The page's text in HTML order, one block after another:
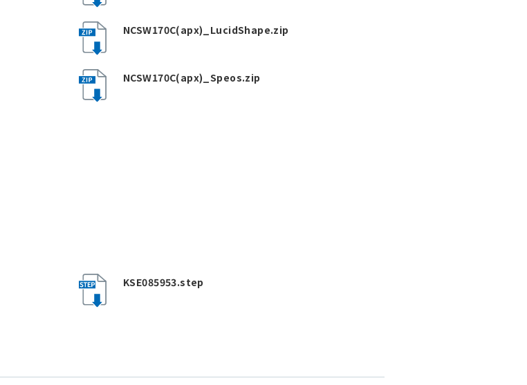
NCSW170C(apx)_LucidShape.zip
NCSW170C(apx)_Speos.zip
KSE085953.step